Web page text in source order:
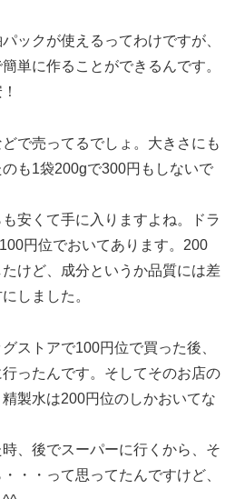
ックが使えるってわけですが、
単に作ることができるんです。
で売ってるでしょ。大きさにも
も1袋200gで300円もしないで
安くて手に入りますよね。ドラ
円位でおいてあります。200
けど、成分というか品質には差
しました。
ストアで100円位で買った後、
ったんです。そしてそのお店の
製水は200円位のしかおいてな
、後でスーパーに行くから、そ
・・って思ってたんですけど、